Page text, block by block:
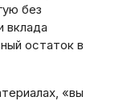
без
вклада
остаток в
«вы